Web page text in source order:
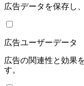
広告データを保存し
広告ユーザーデータ
広告の関連性と効果
す。